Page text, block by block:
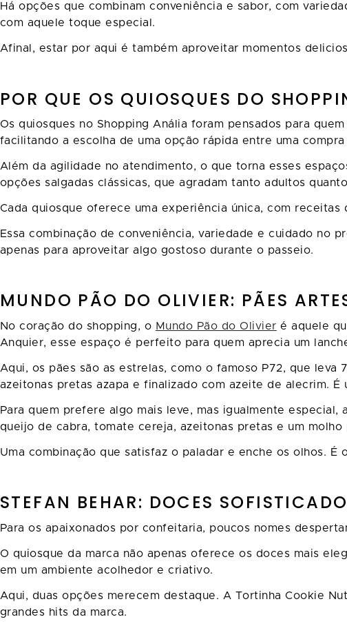
Há opções que combinam conveniência e sabor, com
com aquele toque especial.
Afinal, estar por aqui é também aproveitar momentos
POR QUE OS QUIOSQUES DO
Os quiosques no Shopping Anália foram pensados para
facilitando a escolha de uma opção rápida entre uma
Além da agilidade no atendimento, o que torna esses
opções salgadas clássicas, que agradam tanto adultos
Cada quiosque oferece uma experiência única, com
Essa combinação de conveniência, variedade e cuidado no
apenas para aproveitar algo gostoso durante o passeio.
MUNDO PÃO DO OLIVIER: PÃES
No coração do shopping, o Mundo Pão do Olivier é aquele
Anquier, esse espaço é perfeito para quem aprecia um
Aqui, os pães são as estrelas, como o famoso P72, que
azeitonas pretas azapa e finalizado com azeite de alecrim.
Para quem prefere algo mais leve, mas igualmente
queijo de cabra, tomate cereja, azeitonas pretas e um
Uma combinação que satisfaz o paladar e enche os olhos.
STEFAN BEHAR: DOCES
Para os apaixonados por confeitaria, poucos nomes
O quiosque da marca não apenas oferece os doces mais
em um ambiente acolhedor e criativo.
Aqui, duas opções merecem destaque. A Tortinha Cookie
grandes hits da marca.